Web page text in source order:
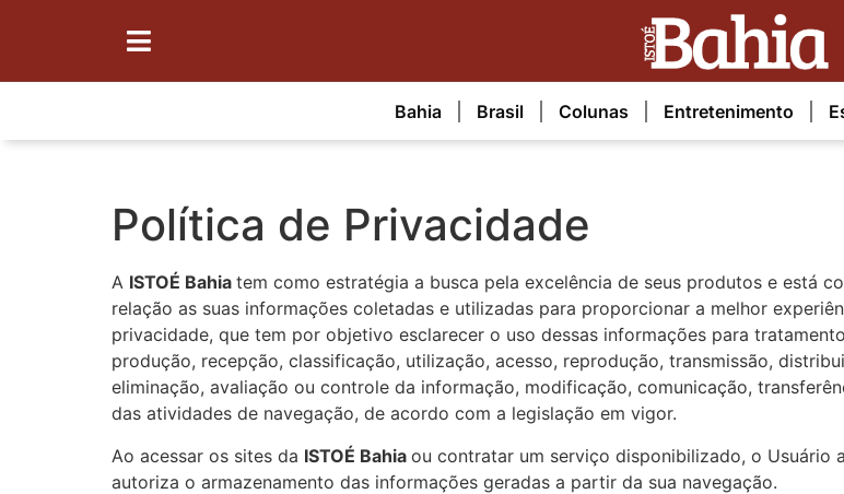
Bahia Brasil Colunas Entretenimento
Política de Privacidade
A ISTOÉ Bahia tem como estratégia a busca pela excelência de seus produtos e está
relação as suas informações coletadas e utilizadas para proporcionar a melhor
privacidade, que tem por objetivo esclarecer o uso dessas informações para
produção, recepção, classificação, utilização, acesso, reprodução, transmissão,
eliminação, avaliação ou controle da informação, modificação, comunicação,
das atividades de navegação, de acordo com a legislação em vigor.
Ao acessar os sites da ISTOÉ Bahia ou contratar um serviço disponibilizado, o
autoriza o armazenamento das informações geradas a partir da sua navegação.